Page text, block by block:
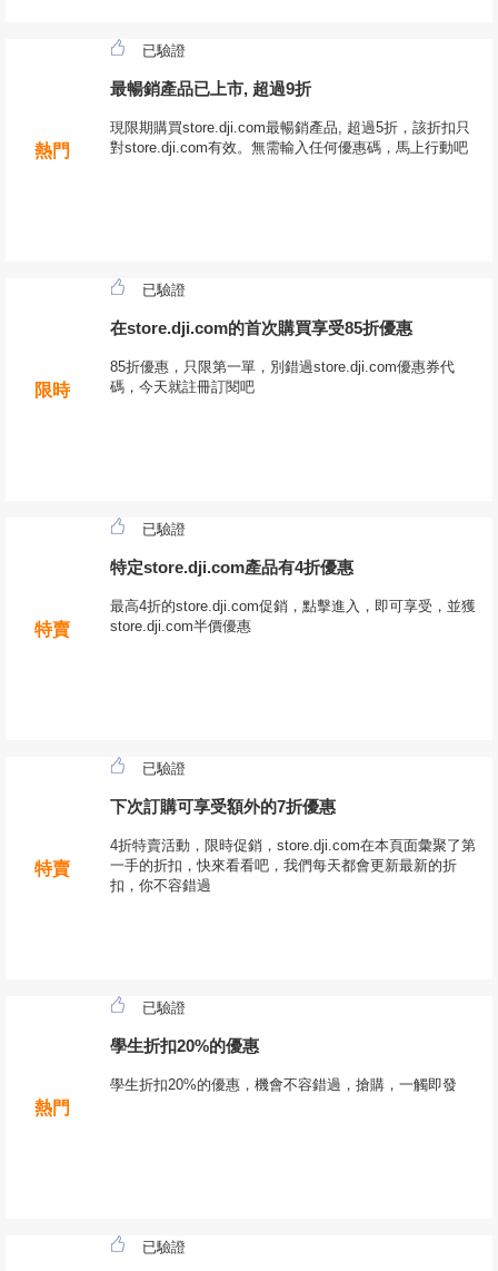
熱門
已驗證
最暢銷產品已上市, 超過9折
現限期購買store.dji.com最暢銷產品, 超過5折，該折扣只
對store.dji.com有效。無需輸入任何優惠碼，馬上行動吧
限時
已驗證
在store.dji.com的首次購買享受85折優惠
85折優惠，只限第一單，別錯過store.dji.com優惠券代
碼，今天就註冊訂閱吧
特賣
已驗證
特定store.dji.com產品有4折優惠
最高4折的store.dji.com促銷，點擊進入，即可享受，並獲
store.dji.com半價優惠
特賣
已驗證
下次訂購可享受額外的7折優惠
4折特賣活動，限時促銷，store.dji.com在本頁面彙聚了第
一手的折扣，快來看看吧，我們每天都會更新最新的折
扣，你不容錯過
熱門
已驗證
學生折扣20%的優惠
學生折扣20%的優惠，機會不容錯過，搶購，一觸即發
已驗證